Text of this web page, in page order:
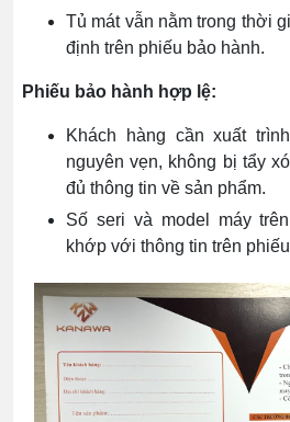
Tủ mát vẫn nằm trong thời
định trên phiếu bảo hành.
Phiếu bảo hành hợp lệ:
Khách hàng cần xuất
nguyên vẹn, không bị tẩy
đủ thông tin về sản phẩm.
Số seri và model máy
khớp với thông tin trên